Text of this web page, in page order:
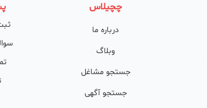
چچیلاس
درباره ما
وبلاگ
جستجو مشاغل
جستجو آگهی